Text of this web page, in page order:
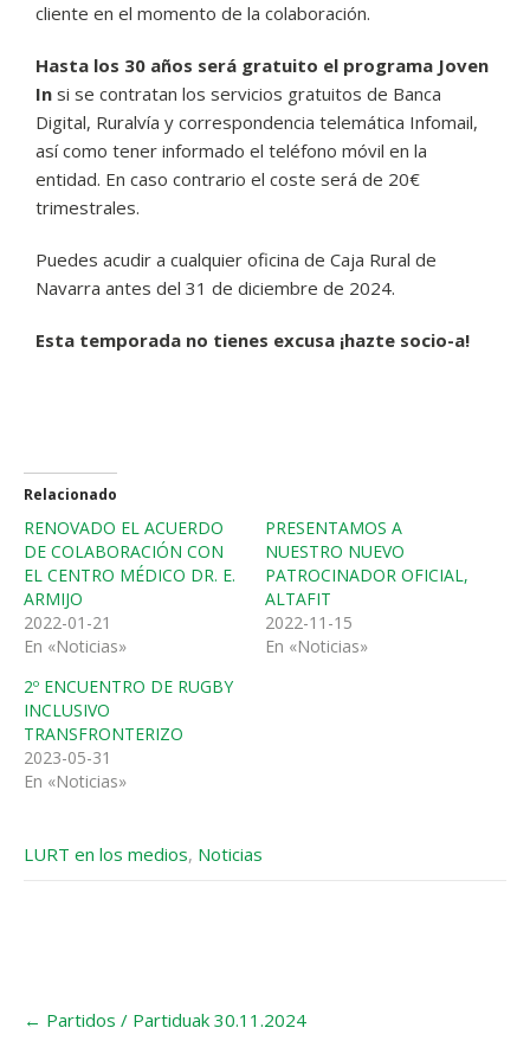
cliente en el momento de la colaboración.
Hasta los 30 años será gratuito el programa Joven
In si se contratan los servicios gratuitos de Banca
Digital, Ruralvía y correspondencia telemática Infomail,
así como tener informado el teléfono móvil en la
entidad. En caso contrario el coste será de 20€
trimestrales.
Puedes acudir a cualquier oficina de Caja Rural de
Navarra antes del 31 de diciembre de 2024.
Esta temporada no tienes excusa ¡hazte socio-a!
Relacionado
RENOVADO EL ACUERDO
DE COLABORACIÓN CON
EL CENTRO MÉDICO DR. E.
ARMIJO
2022-01-21
En «Noticias»
PRESENTAMOS A
NUESTRO NUEVO
PATROCINADOR OFICIAL,
ALTAFIT
2022-11-15
En «Noticias»
2º ENCUENTRO DE RUGBY
INCLUSIVO
TRANSFRONTERIZO
2023-05-31
En «Noticias»
LURT en los medios, Noticias
← Partidos / Partiduak 30.11.2024